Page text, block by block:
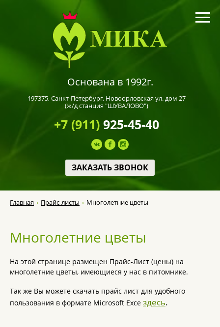
Основана в 1992г.
197375,Санкт-Петербург, Новоорловская ул. дом 27
(ж/д станция "ШУВАЛОВО")
+7 (911)925-45-40
ЗАКАЗАТЬ ЗВОНОК
Главная Прайс-листы Многолетние цветы
Многолетние цветы
На этой странице размещен Прайс-Лист (цены) на
многолетние цветы, имеющиеся у нас в питомнике.
Так же Вы можете скачать прайс лист для удобного
пользования в формате Microsoft Exce здесь.